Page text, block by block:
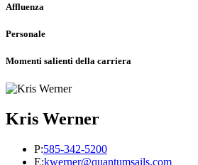
Affluenza
Personale
Momenti salienti della carriera
Kris Werner
P:585-342-5200
E:kwerner@quantumsails.com